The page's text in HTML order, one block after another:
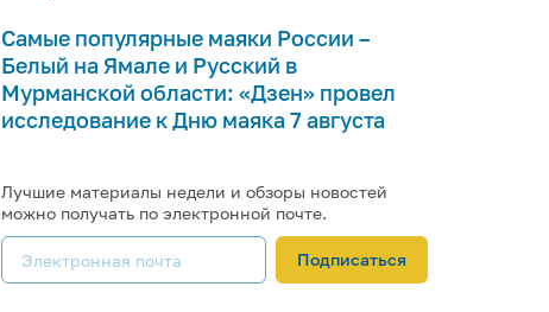
Самые популярные маяки России –
Белый на Ямале и Русский в
Мурманской области: «Дзен» провел
исследование к Дню маяка 7 августа
Лучшие материалы недели и обзоры новостей
можно получать по электронной почте.
Подписаться